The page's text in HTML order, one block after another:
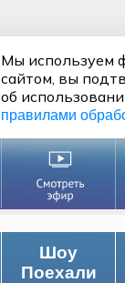
Шоу
Поехали
Мы используем
сайтом, вы
об
правилами